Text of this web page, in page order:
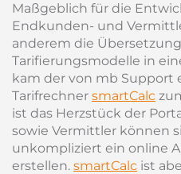
Maßgeblich für die
Endkunden- und
anderem die
Tarifierungsmodelle in
kam der von mb Support
Tarifrechner smartCalc
ist das Herzstück der
sowie Vermittler können
unkompliziert ein online
erstellen. smartCalc ist